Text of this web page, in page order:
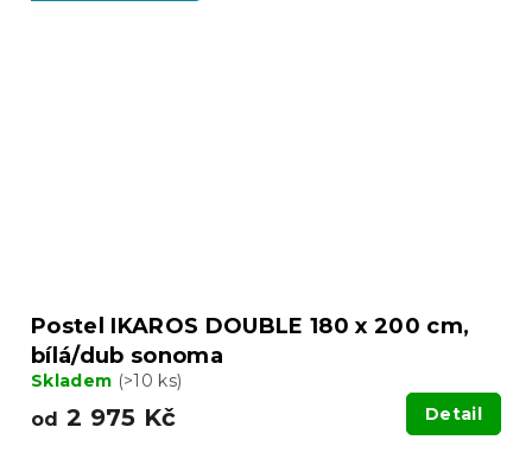
Postel IKAROS DOUBLE 180 x 200 cm,
bílá/dub sonoma
Skladem (>10 ks)
od 2 975 Kč Detail